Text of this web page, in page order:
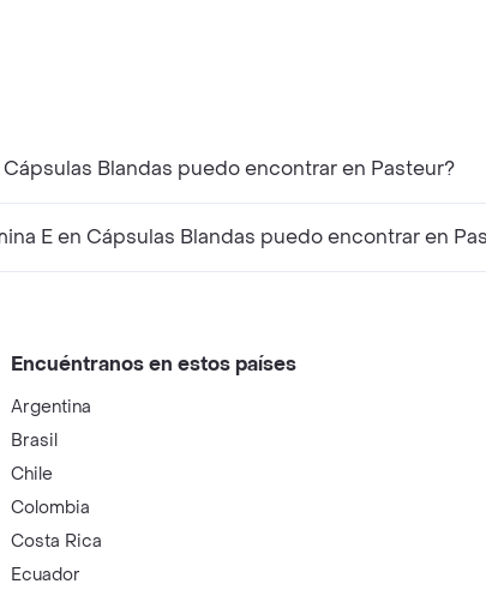
a Aquasol-E Vitamina E en Cápsulas Blandas puedo encontrar en Pasteur?
complementarios a Aquasol-E Vitamina E en Cápsulas Blandas puedo encontrar
Encuéntranos en estos países
Argentina
Brasil
Chile
Colombia
Costa Rica
Ecuador